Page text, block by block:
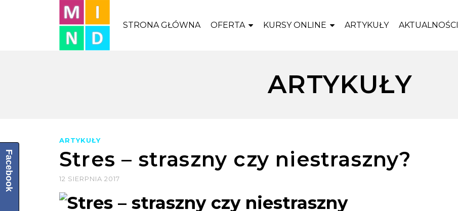
STRONA GŁÓWNA OFERTA KURSY ONLINE ARTYKUŁY AKTUALNOŚCI
ARTYKUŁY
ARTYKUŁY
Stres – straszny czy niestraszny?
12 SIERPNIA 2017
Facebook